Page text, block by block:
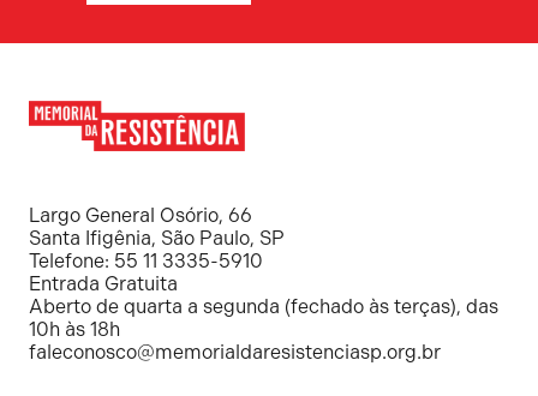
Resistência
Largo General Osório, 66
Santa Ifigênia, São Paulo, SP
Telefone: 55 11 3335-5910
Entrada Gratuita
Aberto de quarta a segunda (fechado às terças), das
10h às 18h
faleconosco@memorialdaresistenciasp.org.br